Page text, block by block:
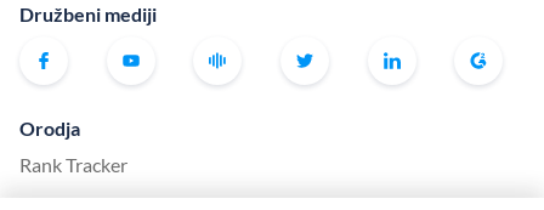
Družbeni mediji
Orodja
Rank Tracker